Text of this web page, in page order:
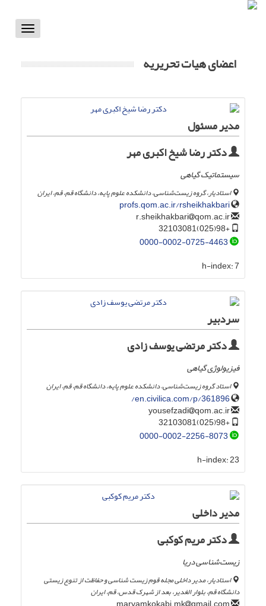
Toggle
اعضای هیات تحریریه
مدیر مسئول
دکتر رضا شیخ اکبری مهر
سیستماتیک گیاهی
استادیار، گروه زیست‌شناسی، دانشکده علوم پایه، دانشگاه قم، قم، ایران
profs.qom.ac.ir/rsheikhakbari
qom.ac.ir
+98(025)32103081
0000-0002-0725-4463
h-index:7
سردبیر
دکتر مرتضی یوسف زادی
فیزیولوژی گیاهی
استاد گروه زیست‌شناسی، دانشکده علوم پایه، دانشگاه قم، قم، ایران
en.civilica.com/p/361896/
qom.ac.ir
+98(025)32103081
0000-0002-2256-8073
h-index:23
مدیر داخلی
دکتر مریم کوکبی
زیست‌شناسی دریا
استادیار، مدیر داخلی مجله قوم زیست شناسی و حفاظت از تنوع زیستی
دانشگاه قم، بلوار الغدیر، بعد از شهرک قدس، قم، ایران